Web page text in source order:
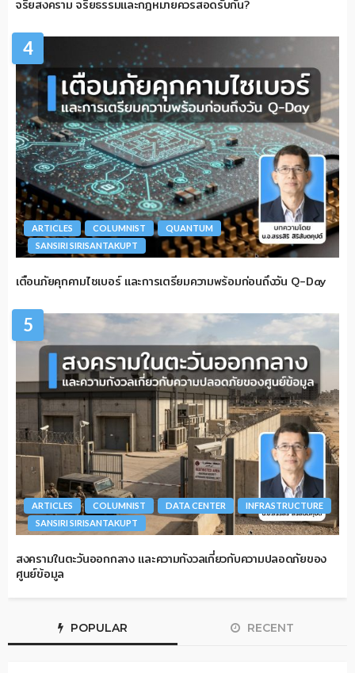
จริยสงคราม จริยธรรมและกฎหมายควรสอดรับกัน?
4
ARTICLES COLUMNIST
QUANTUM
SANSIRI SIRISANTAKUPT
เตือนภัยคุกคามไซเบอร์ และการเตรียมความพร้อมก่อนถึงวัน Q-Day
5
ARTICLES COLUMNIST DATA CENTER
INFRASTRUCTURE
SANSIRI SIRISANTAKUPT
สงครามในตะวันออกกลาง และความกังวลเกี่ยวกับความปลอดภัยของ
ศูนย์ข้อมูล
POPULAR RECENT